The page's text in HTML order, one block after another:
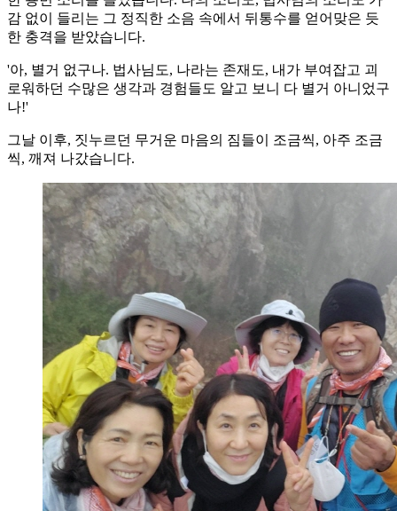
감 없이 들리는 그 정직한 소음 속에서 뒤통수를 얻어맞은 듯
한 충격을 받았습니다.
'아, 별거 없구나. 법사님도, 나라는 존재도, 내가 부여잡고 괴
로워하던 수많은 생각과 경험들도 알고 보니 다 별거 아니었구
나!'
그날 이후, 짓누르던 무거운 마음의 짐들이 조금씩, 아주 조금
씩, 깨져 나갔습니다.